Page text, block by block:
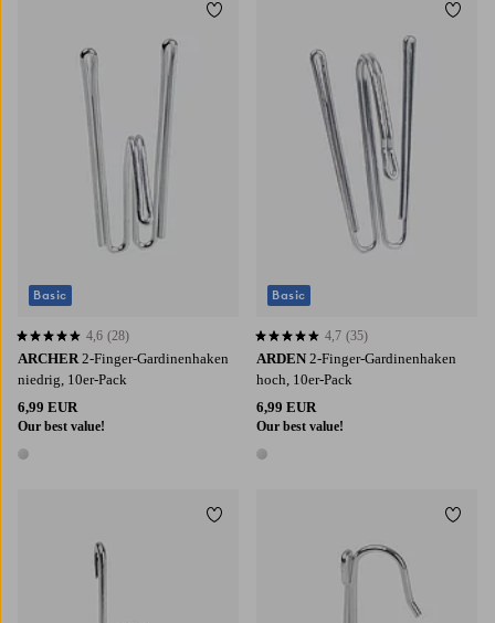
ARCHER 2-Finger-Gardinenhaken
niedrig, 10er-Pack
6,99 EUR
Our best value!
1 Farbe
4,6 basierend auf 28 Bewertungen
4,6 (28)
Basic
Zu Favoriten hinzufügen
ARDEN 2-Finger-Gardinenhaken
hoch, 10er-Pack
6,99 EUR
Our best value!
1 Farbe
4,7 basierend auf 35 Bewertungen
4,7 (35)
Basic
Zu
Zu Favoriten hinzufügen Zu